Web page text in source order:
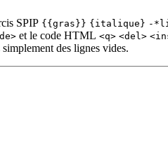
SPIP {{gras}} {italique} -
et le code HTML <q> <del>
des lignes vides.